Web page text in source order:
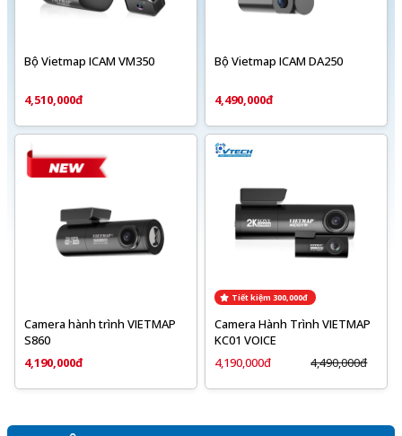
Bộ Vietmap ICAM VM350
4,510,000đ
Bộ Vietmap ICAM DA250
4,490,000đ
Camera hành trình VIETMAP
S860
4,190,000đ
Tiết kiệm 300,000đ
Camera Hành Trình VIETMAP
KC01 VOICE
4,190,000đ
4,490,000đ